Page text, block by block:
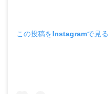
この投稿をInstagramで見る